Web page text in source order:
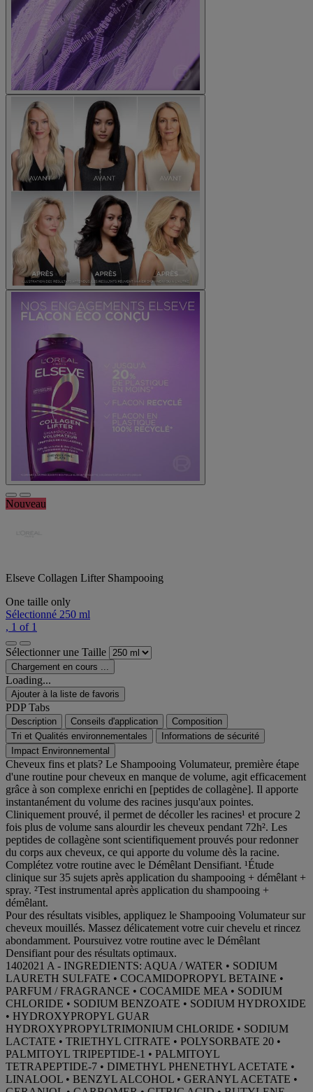
Nouveau
Elseve Collagen Lifter Shampooing
One taille only
Sélectionné 250 ml
, 1 of 1
Sélectionner une Taille
Chargement en cours ...
Loading...
Ajouter à la liste de favoris
PDP Tabs
Description Conseils d'application
Composition
Tri et Qualités environnementales
Informations de sécurité
Impact Environnemental
Cheveux fins et plats? Le Shampooing Volumateur, première étape
d'une routine pour cheveux en manque de volume, agit efficacement
grâce à son complexe enrichi en [peptides de collagène]. Il apporte
instantanément du volume des racines jusqu'aux pointes.
Cliniquement prouvé, il permet de décoller les racines¹ et procure 2
fois plus de volume sans alourdir les cheveux pendant 72h². Les
peptides de collagène sont scientifiquement prouvés pour redonner
du corps aux cheveux, ce qui apporte du volume dès la racine.
Complétez votre routine avec le Démêlant Densifiant. ¹Étude
clinique sur 35 sujets après application du shampooing + démêlant +
spray. ²Test instrumental après application du shampooing +
démêlant.
Pour des résultats visibles, appliquez le Shampooing Volumateur sur
cheveux mouillés. Massez délicatement votre cuir chevelu et rincez
abondamment. Poursuivez votre routine avec le Démêlant
Densifiant pour des résultats optimaux.
1402021 A - INGREDIENTS: AQUA / WATER • SODIUM
LAURETH SULFATE • COCAMIDOPROPYL BETAINE •
PARFUM / FRAGRANCE • COCAMIDE MEA • SODIUM
CHLORIDE • SODIUM BENZOATE • SODIUM HYDROXIDE
• HYDROXYPROPYL GUAR
HYDROXYPROPYLTRIMONIUM CHLORIDE • SODIUM
LACTATE • TRIETHYL CITRATE • POLYSORBATE 20 •
PALMITOYL TRIPEPTIDE-1 • PALMITOYL
TETRAPEPTIDE-7 • DIMETHYL PHENETHYL ACETATE •
LINALOOL • BENZYL ALCOHOL • GERANYL ACETATE •